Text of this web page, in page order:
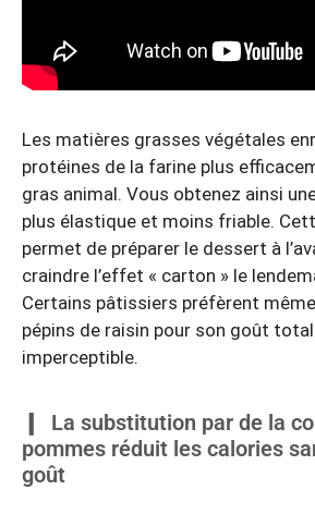
Les matières grasses végétales
protéines de la farine plus
gras animal. Vous obtenez ainsi
plus élastique et moins friable.
permet de préparer le dessert à
craindre l’effet « carton » le
Certains pâtissiers préfèrent même
pépins de raisin pour son goût
imperceptible.
La substitution par de la
pommes réduit les calories
goût